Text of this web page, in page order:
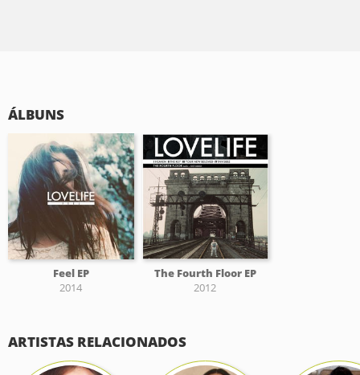
ÁLBUNS
Feel EP
2014
The Fourth Floor EP
2012
ARTISTAS RELACIONADOS